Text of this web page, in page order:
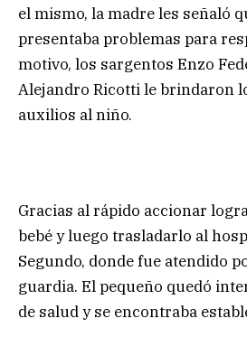
el mismo, la madre les señaló
presentaba problemas para
motivo, los sargentos Enzo
Alejandro Ricotti le brindaron
auxilios al niño.
Gracias al rápido accionar
bebé y luego trasladarlo al
Segundo, donde fue atendido
guardia. El pequeño quedó
de salud y se encontraba